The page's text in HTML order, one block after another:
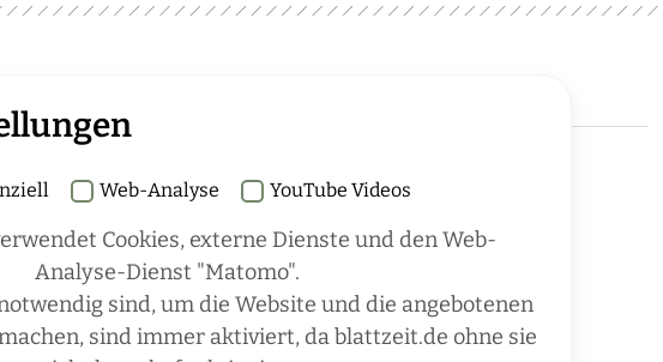
JÄGERSCHAFTEN
WILD & JAGD
REPORTAGEN
WILDTIERE
ÜBRIGENS
Web-Analyse YouTube Videos
Cookies, externe Dienste und den Web-
Analyse-Dienst "Matomo".
sind, um die Website und die angebotenen
sind immer aktiviert, da blattzeit.de ohne sie